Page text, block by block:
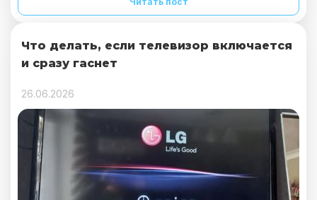
Что делать, если телевизор включается
и сразу гаснет
26.06.2026